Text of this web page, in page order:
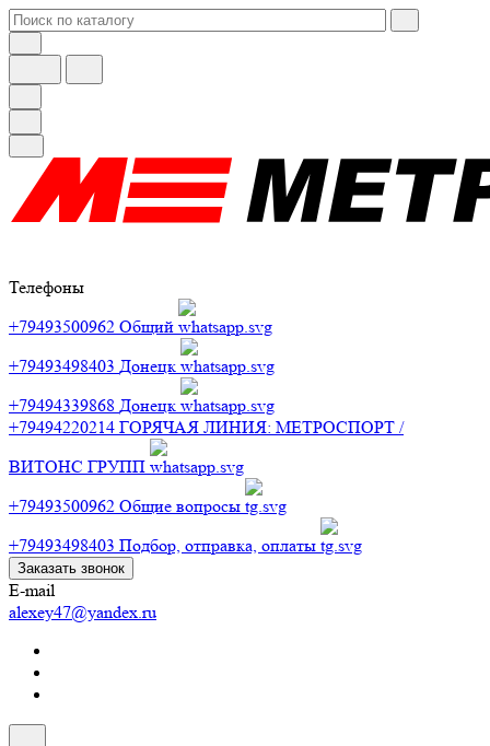
Телефоны
+79493500962 Общий
+79493498403 Донецк
+79494339868 Донецк
+79494220214 ГОРЯЧАЯ ЛИНИЯ: МЕТРОСПОРТ /
ВИТОНС ГРУПП
+79493500962 Общие вопросы
+79493498403 Подбор, отправка, оплаты
Заказать звонок
E-mail
alexey47@yandex.ru